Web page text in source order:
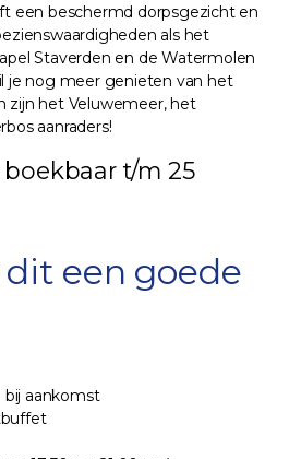
een beschermd dorpsgezicht en
als het
Staverden en de Watermolen
je nog meer genieten van het
zijn het Veluwemeer, het
aanraders!
t/m 25
een goede
bij aankomst